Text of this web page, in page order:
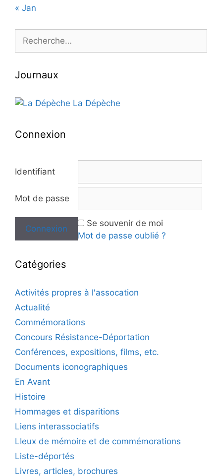
« Jan
Rechercher :
Journaux
La Dépèche
Connexion
Identifiant
Mot de passe
Se souvenir de moi
Mot de passe oublié ?
Catégories
Activités propres à l'assocation
Actualité
Commémorations
Concours Résistance-Déportation
Conférences, expositions, films, etc.
Documents iconographiques
En Avant
Histoire
Hommages et disparitions
Liens interassociatifs
LIeux de mémoire et de commémorations
Liste-déportés
Livres, articles, brochures